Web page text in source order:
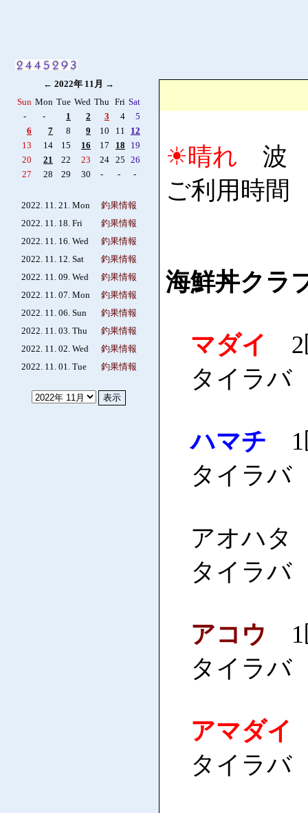
← 2022年 11月 →
Sun Mon Tue Wed Thu Fri Sat
-
- 1 2 3 4
5
6
7 8 9 10 11
12
13
14 15 16 17 18
19
20
21 22 23 24 25 26
27
28 29 30 - - -
2022. 11. 21. Mon
釣果情報
2022. 11. 18. Fri
釣果情報
2022. 11. 16. Wed
釣果情報
2022. 11. 12. Sat
釣果情報
2022. 11. 09. Wed
釣果情報
2022. 11. 07. Mon
釣果情報
2022. 11. 06. Sun
釣果情報
2022. 11. 03. Thu
釣果情報
2022. 11. 02. Wed
釣果情報
2022. 11. 01. Tue
釣果情報
☀晴れ 波
ご利用時間
海鮮丼クラ
マダイ
2
タイラバ
ハマチ 1
タイラバ
アオハタ
タイラバ
アコウ 1
タイラバ
アマダイ
タイラバ